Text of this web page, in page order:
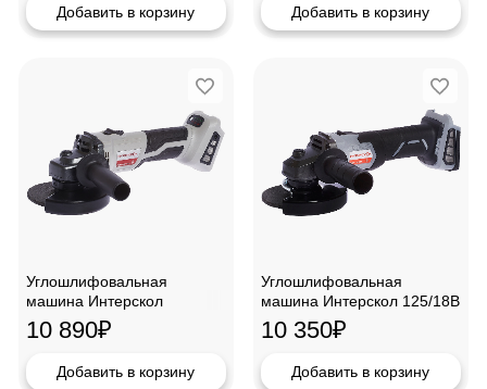
Добавить в корзину Добавить в корзину
Углошлифовальная
машина Интерскол
125/18ВЭ LiIon
аккумуляторная
10 890₽
Добавить в корзину
Углошлифовальная
машина Интерскол 125/18В
LiIon аккумуляторная
10 350₽
Добавить в корзину